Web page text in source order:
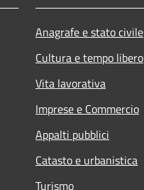
Anagrafe e stato civile
Cultura e tempo libero
Vita lavorativa
Imprese e Commercio
Appalti pubblici
Catasto e urbanistica
Turismo